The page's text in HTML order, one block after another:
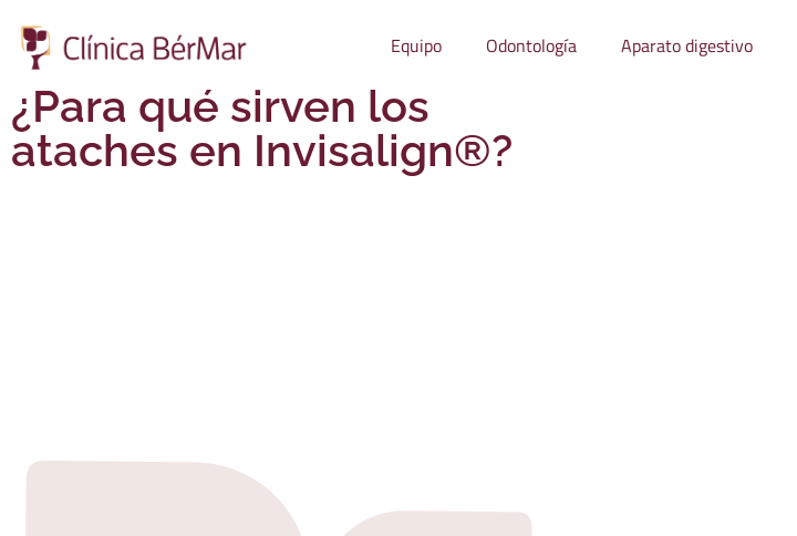
Equipo Odontología Aparato digestivo
¿Para qué sirven los
ataches en Invisalign®?